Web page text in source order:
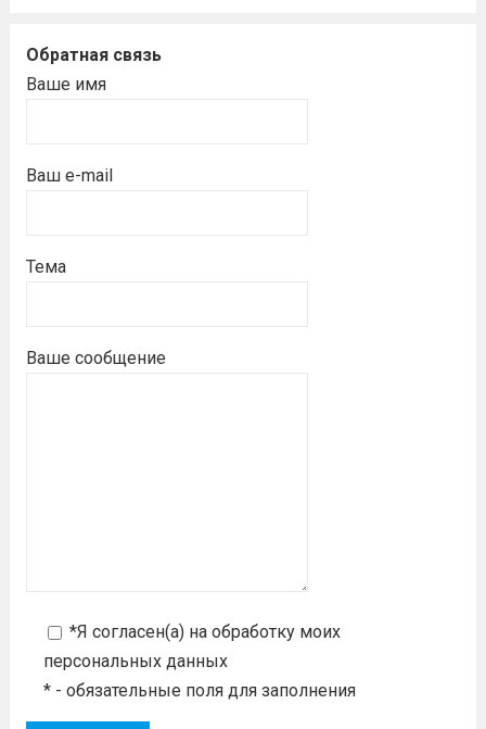
Обратная связь
Ваше имя
Ваш e-mail
Тема
Ваше сообщение
*Я согласен(а) на обработку моих
персональных данных
* - обязательные поля для заполнения